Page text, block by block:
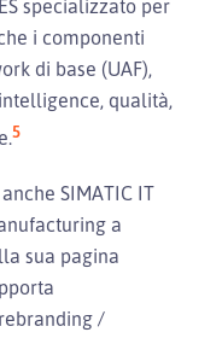
specializzato per
i componenti
di base (UAF),
qualità,
5
SIMATIC IT
a
sua pagina
/